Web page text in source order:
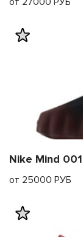
Nike Mind
от 25000 РУБ